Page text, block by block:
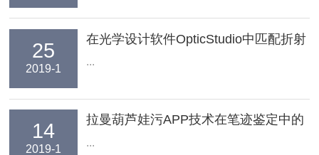
25
2019-1
在光学设计软件OpticStudio中匹配折射
...
14
2019-1
拉曼葫芦娃污APP技术在笔迹鉴定中的
...